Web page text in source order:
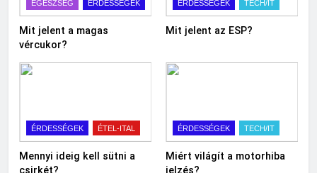
EGÉSZSÉG ÉRDESSÉGEK
Mit jelent a magas
vércukor?
ÉRDESSÉGEK TECH/IT
Mit jelent az ESP?
ÉRDESSÉGEK ÉTEL-ITAL
Mennyi ideig kell sütni a
csirkét?
ÉRDESSÉGEK TECH/IT
Miért világít a motorhiba
jelzés?